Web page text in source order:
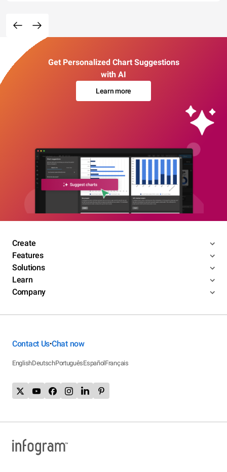
Get Personalized Chart Suggestions
with AI
Learn more
Create
Features
Solutions
Learn
Company
Contact Us•Chat now
EnglishDeutschPortuguêsEspañolFrançais